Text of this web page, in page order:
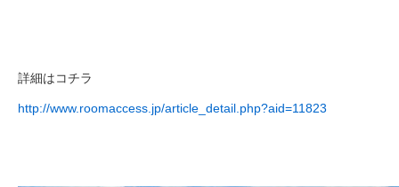
詳細はコチラ
http://www.roomaccess.jp/article_detail.php?aid=11823